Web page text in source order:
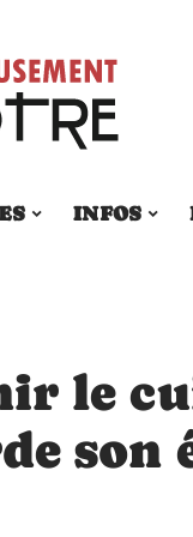
INFOS
le
son